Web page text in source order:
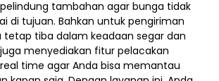
tambahan agar bunga tidak
di tujuan. Bahkan untuk pengiriman
tetap tiba dalam keadaan segar dan
menyediakan fitur pelacakan
time agar Anda bisa memantau